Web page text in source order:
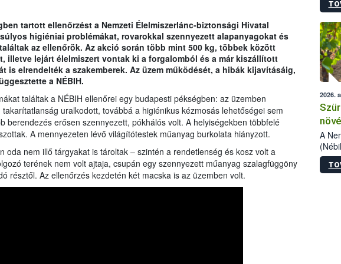
tartott ellenőrzést a Nemzeti Élelmiszerlánc-biztonsági Hivatal
higiéniai problémákat, rovarokkal szennyezett alapanyagokat és
az ellenőrök. Az akció során több mint 500 kg, többek között
illetve lejárt élelmiszert vontak ki a forgalomból és a már kiszállított
is elrendelték a szakemberek. Az üzem működését, a hibák kijavításáig,
a NÉBIH.
találtak a NÉBIH ellenőrei egy budapesti pékségben: az üzemben
uralkodott, továbbá a higiénikus kézmosás lehetőségei sem
berendezés erősen szennyezett, pókhálós volt. A helyiségekben többfelé
A mennyezeten lévő világítótestek műanyag burkolata hiányzott.
oda nem illő tárgyakat is tároltak – szintén a rendetlenség és kosz volt a
terének nem volt ajtaja, csupán egy szennyezett műanyag szalagfüggöny
résztől. Az ellenőrzés kezdetén két macska is az üzemben volt.
2026.
A